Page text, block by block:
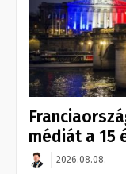
médiát a 15
2026.08.08.